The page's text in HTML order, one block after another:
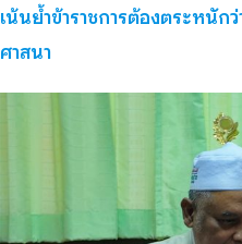
เน้นย้ำข้าราชการต้องตระหนั
ศาสนา